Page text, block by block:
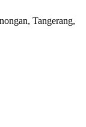
Tangerang,